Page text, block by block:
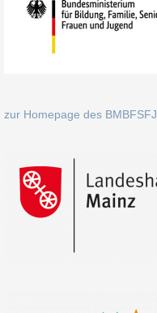
zur Homepage des BMBFSFJ